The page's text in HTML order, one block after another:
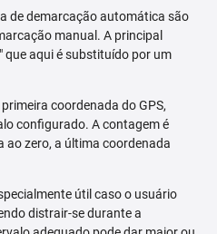
de demarcação automática são
manual. A principal
que aqui é substituído por um
coordenada do GPS,
configurado. A contagem é
ao zero, a última coordenada
útil caso o usuário
distrair-se durante a